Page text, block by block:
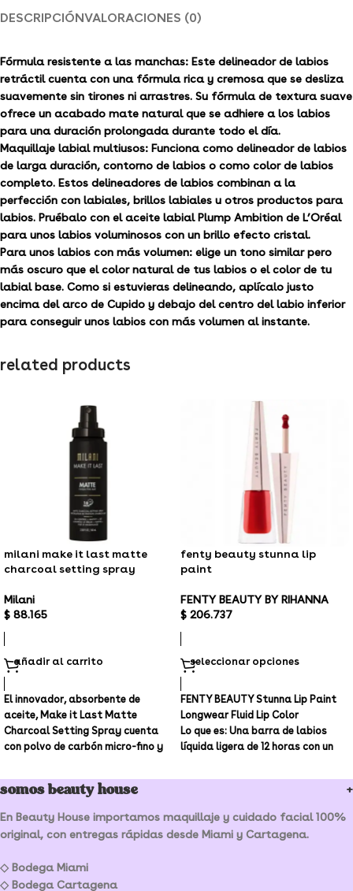
DESCRIPCIÓNVALORACIONES (0)
Fórmula resistente a las manchas: Este delineador de labios
retráctil cuenta con una fórmula rica y cremosa que se desliza
suavemente sin tirones ni arrastres. Su fórmula de textura suave
ofrece un acabado mate natural que se adhiere a los labios
para una duración prolongada durante todo el día.
Maquillaje labial multiusos: Funciona como delineador de labios
de larga duración, contorno de labios o como color de labios
completo. Estos delineadores de labios combinan a la
perfección con labiales, brillos labiales u otros productos para
labios. Pruébalo con el aceite labial Plump Ambition de L’Oréal
para unos labios voluminosos con un brillo efecto cristal.
Para unos labios con más volumen: elige un tono similar pero
más oscuro que el color natural de tus labios o el color de tu
labial base. Como si estuvieras delineando, aplícalo justo
encima del arco de Cupido y debajo del centro del labio inferior
para conseguir unos labios con más volumen al instante.
related products
milani make it last matte
charcoal setting spray
Milani
$ 88.165
añadir al carrito
El innovador, absorbente de
aceite, Make it Last Matte
Charcoal Setting Spray cuenta
con polvo de carbón micro-fino y
reducir la apariencia de los poros
y matificar la piel por hasta 16
horas.
fenty beauty stunna lip
paint
FENTY BEAUTY BY RIHANNA
$ 206.737
seleccionar opciones
FENTY BEAUTY Stunna Lip Paint
Longwear Fluid Lip Color
Lo que es: Una barra de labios
líquida ligera de 12 horas con un
en una gama de tonos llamativos
tonos de piel.
somos beauty house
En Beauty House importamos maquillaje y cuidado facial 100%
original, con entregas rápidas desde Miami y Cartagena.
◇ Bodega Miami
◇ Bodega Cartagena